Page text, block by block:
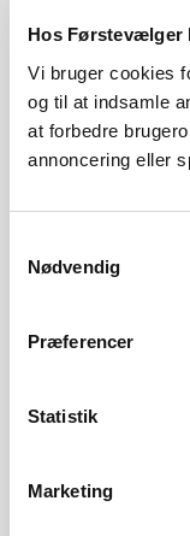
Hos Førstevælger
Vi bruger cookies
og til at indsamle
at forbedre
annoncering eller
Nødvendig
Præferencer
Statistik
Marketing
It seems we
searching can